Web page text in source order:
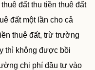
đất thu tiền thuê đất
đất một lần cho cả
thuê đất, trừ trường
thì không được bồi
chi phí đầu tư vào